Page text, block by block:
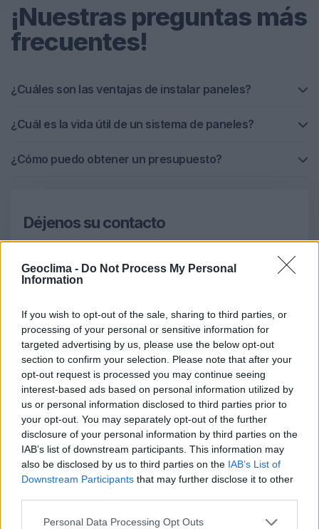
Geoclima - Do Not Process My Personal
Information
If you wish to opt-out of the sale, sharing to third parties, or
processing of your personal or sensitive information for
targeted advertising by us, please use the below opt-out
section to confirm your selection. Please note that after your
opt-out request is processed you may continue seeing
interest-based ads based on personal information utilized by
us or personal information disclosed to third parties prior to
your opt-out. You may separately opt-out of the further
disclosure of your personal information by third parties on the
IAB’s list of downstream participants. This information may
also be disclosed by us to third parties on the IAB’s List of
Downstream Participants that may further disclose it to other
Personal Data Processing Opt Outs
¡Nuestras preguntas más
frecuentes!
¿Cuáles son las ventajas de instalar paneles?
¿Cuál es la vida útil de un sistema de paneles?
¿Cómo puedo obtener un presupuesto?
Déjenos su contacto
Para que nos pongamos en contacto con usted
NOMBRE
TELÉFONO
CORREO ELECTRÓNICO
OBSERVACIONES